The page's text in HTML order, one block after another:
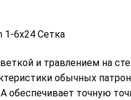
и травлением на
обычных
обеспечивает точную